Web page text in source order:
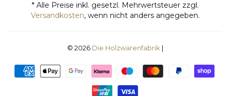
* Alle Preise inkl. gesetzl. Mehrwertsteuer zzgl.
Versandkosten, wenn nicht anders angegeben.
© 2026 Die Holzwarenfabrik |